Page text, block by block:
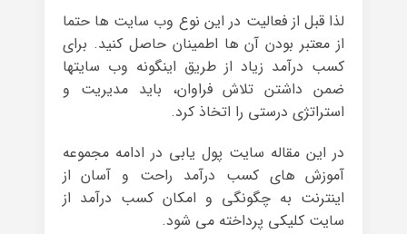
لذا قبل از فعالیت در این نوع وب سایت ها حتما
از معتبر بودن آن ها اطمینان حاصل کنید. برای
کسب درآمد زیاد از طریق اینگونه وب سایتها
ضمن داشتن تلاش فراوان، باید مدیریت و
استراتژی درستی را اتخاذ کرد.
در این مقاله سایت پول یابی در ادامه مجموعه
آموزش های کسب درآمد راحت و آسان از
اینترنت به چگونگی و امکان کسب درآمد از
سایت کلیکی پرداخته می شود.